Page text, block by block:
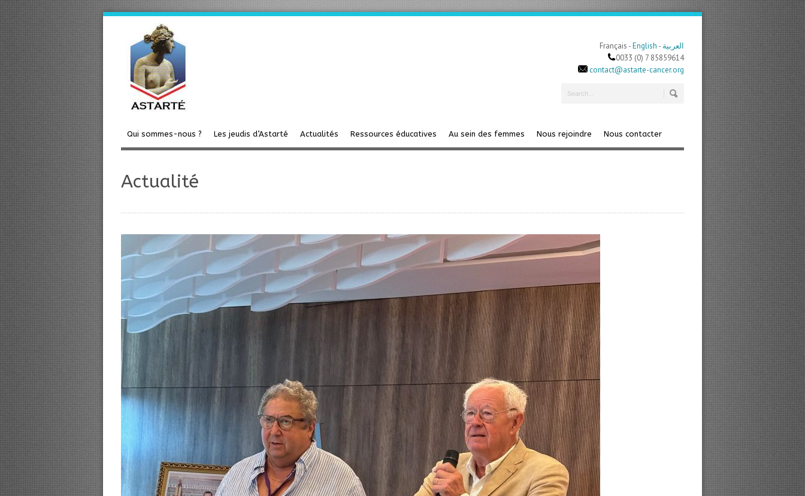
Français -English - العربية
0033 (0) 7 85859614
contact@astarte-cancer.org
Qui sommes-nous ? Les jeudis d’Astarté Actualités Ressources éducatives Au sein des femmes Nous rejoindre Nous contacter
Actualité